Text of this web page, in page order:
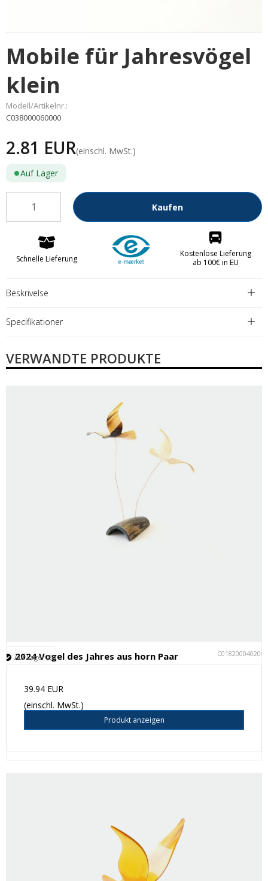
Mobile für Jahresvögel
klein
Modell/Artikelnr.:
C038000060000
2.81 EUR(einschl. MwSt.)
Auf Lager
Kaufen
Schnelle Lieferung
Kostenlose Lieferung
ab 100€ in EU
Beskrivelse
Specifikationer
VERWANDTE PRODUKTE
2024 Vogel des Jahres aus horn Paar C018200040200
Auf Lager (8 )
39.94 EUR
(einschl. MwSt.)
Produkt anzeigen